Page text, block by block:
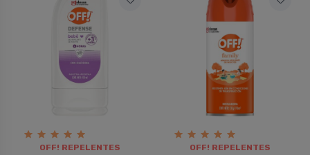
OFF! REPELENTES OFF! REPELENTES